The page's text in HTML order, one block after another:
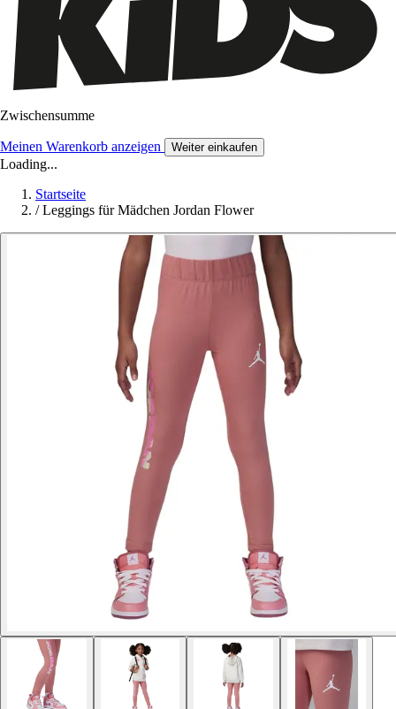
Zwischensumme
Meinen Warenkorb anzeigen Weiter einkaufen
Loading...
Startseite
/ Leggings für Mädchen Jordan Flower